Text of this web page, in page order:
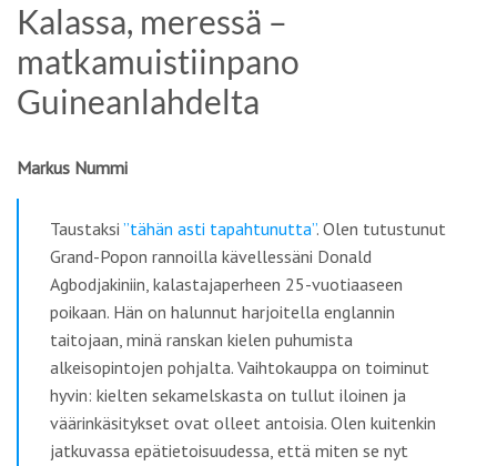
Kalassa, meressä –
matkamuistiinpano
Guineanlahdelta
Markus Nummi
Taustaksi ”tähän asti tapahtunutta”. Olen tutustunut
Grand-Popon rannoilla kävellessäni Donald
Agbodjakiniin, kalastajaperheen 25-vuotiaaseen
poikaan. Hän on halunnut harjoitella englannin
taitojaan, minä ranskan kielen puhumista
alkeisopintojen pohjalta. Vaihtokauppa on toiminut
hyvin: kielten sekamelskasta on tullut iloinen ja
väärinkäsitykset ovat olleet antoisia. Olen kuitenkin
jatkuvassa epätietoisuudessa, että miten se nyt